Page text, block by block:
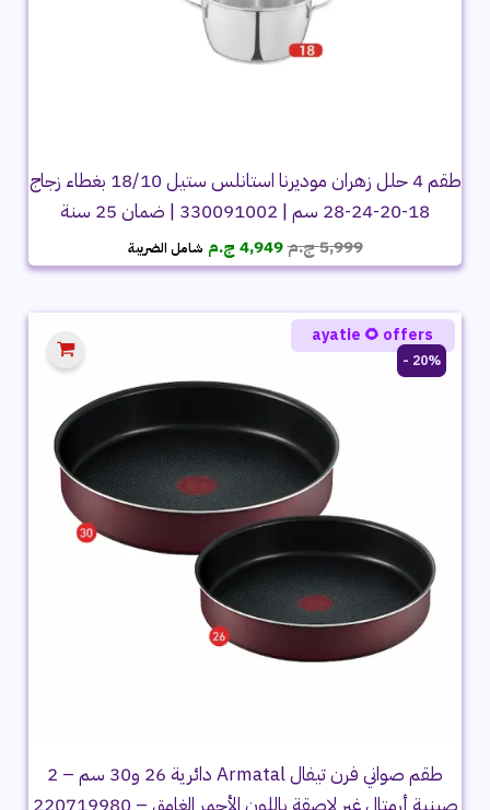
طقم 4 حلل زهران موديرنا استانلس ستيل 18/10 بغطاء زجاج
18-20-24-28 سم | 330091002 | ضمان 25 سنة
5,999ج.مالسعر
الأصلي
5,999 ج.م.
4,949 ج.م السعر
الحالي
4,949 ج.م.
شامل الضريبة
20% -
طقم صواني فرن تيفال Armatal دائرية 26 و30 سم – 2
ayatie 🌻 offers